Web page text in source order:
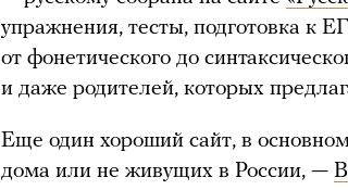
упражнения, тесты, подготовка к
от фонетического до
и даже родителей, которых
Еще один хороший сайт, в
дома или не живущих в России, —